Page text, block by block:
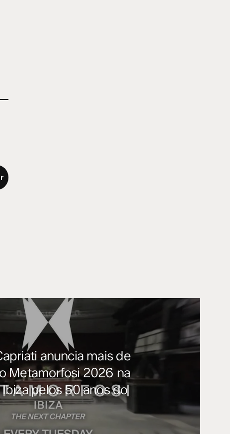
anuncia mais de
Metamorfosi 2026 na
pelos 50 anos do